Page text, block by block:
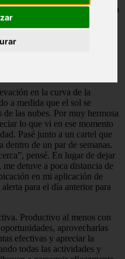
a medida que me acercaba a la
pueblo, noté un ciervo
El propietario había
para que otros pudieran
me dije, sabiendo que los
encantados. Entonces
con mi iPhone.
en la curva de la
a medida que el sol se
de las nubes. Por muy hermosa
lo que vi en ese momento
Pasé junto a un cartel que
dentro de un par de semanas.
pensé. En lugar de dejar
detuve a poca distancia de
en mi aplicación de
para el día anterior para
Productivo al menos con
aprovecharlas
efectivas y apreciar la
todas las actividades y